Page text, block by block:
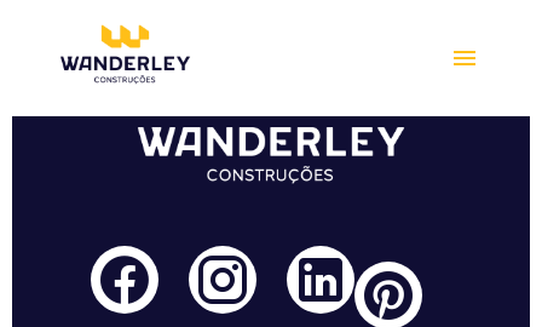
Compre online